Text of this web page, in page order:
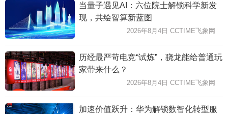
当量子遇见AI：六位院士解锁科学新发
现，共绘智算新蓝图
2026年8月4日 CCTIME飞象网
历经最严苛电竞“试炼”，骁龙能给普通玩
家带来什么？
2026年8月4日 CCTIME飞象网
加速价值跃升：华为解锁数智化转型服